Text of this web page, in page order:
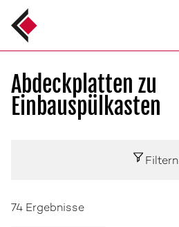
Abdeckplatten zu
Einbauspülkasten
Filtern
74 Ergebnisse